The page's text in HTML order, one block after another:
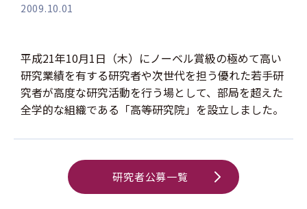
2009.10.01
平成21年10月1日（木）にノーベル賞級の極めて高い
研究業績を有する研究者や次世代を担う優れた若手研
究者が高度な研究活動を行う場として、部局を超えた
全学的な組織である「高等研究院」を設立しました。
研究者公募一覧